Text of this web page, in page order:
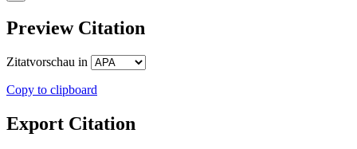
Preview Citation
Zitatvorschau in
Copy to clipboard
Export Citation